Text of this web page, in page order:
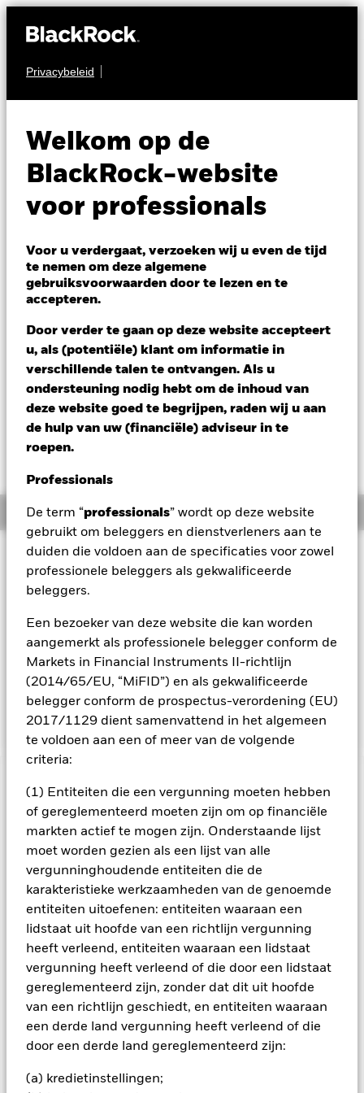
Privacybeleid
Welkom op de
BlackRock-website
voor professionals
Voor u verdergaat, verzoeken wij u even de tijd
te nemen om deze algemene
gebruiksvoorwaarden door te lezen en te
accepteren.
Door verder te gaan op deze website accepteert
u, als (potentiële) klant om informatie in
verschillende talen te ontvangen. Als u
ondersteuning nodig hebt om de inhoud van
deze website goed te begrijpen, raden wij u aan
de hulp van uw (financiële) adviseur in te
roepen.
Professionals
De term “professionals” wordt op deze website
gebruikt om beleggers en dienstverleners aan te
duiden die voldoen aan de specificaties voor zowel
professionele beleggers als gekwalificeerde
beleggers.
Een bezoeker van deze website die kan worden
aangemerkt als professionele belegger conform de
Markets in Financial Instruments II-richtlijn
(2014/65/EU, “MiFID”) en als gekwalificeerde
belegger conform de prospectus-verordening (EU)
2017/1129 dient samenvattend in het algemeen
te voldoen aan een of meer van de volgende
criteria:
(1) Entiteiten die een vergunning moeten hebben
of gereglementeerd moeten zijn om op financiële
markten actief te mogen zijn. Onderstaande lijst
moet worden gezien als een lijst van alle
vergunninghoudende entiteiten die de
karakteristieke werkzaamheden van de genoemde
entiteiten uitoefenen: entiteiten waaraan een
lidstaat uit hoofde van een richtlijn vergunning
heeft verleend, entiteiten waaraan een lidstaat
vergunning heeft verleend of die door een lidstaat
gereglementeerd zijn, zonder dat dit uit hoofde
van een richtlijn geschiedt, en entiteiten waaraan
een derde land vergunning heeft verleend of die
door een derde land gereglementeerd zijn:
(a) kredietinstellingen;
OBLIGATIES
Global Opportunities
Fund
EUR 9,40
Variatie 52wk: 9,19 - 9,61
Verandering NAV 1 dag per 07/aug/2026
EUR 0,00 (0,00%)
Morningstar Rating
Overzicht
Beleggingsdoel
Het Fonds streeft naar een maximaal rendement op uw
belegging via een combinatie van kapitaalgroei en
wereldwijd ten minste 70% van zijn totale vermogen
wereldwijd in vastrentende waarden. De vastrentende
effecten kunnen zijn uitgedrukt in verschillende valuta’s en
kunnen zijn uitgegeven door overheden,
instellingen.
BELANGRIJKE GEGEVENS: Kapitaalrisico. De waarde en
zijn niet gegarandeerd. Beleggers verliezen mogelijk hun
oorspronkelijke inleg.
genoteerd zijn in een vreemde valuta; schommelingen van de
betreffende valutakoersen zullen invloed hebben op de
waarde van de belegging. Het fonds belegt in
hoogrenderende obligaties. Ondernemingen die hoger
renderende obligaties uitgeven nemen vaak het verhoogde
risico met zich mee dat ze niet kunnen terugbetalen. Als ze in
gebreke blijven kan dit de waarde van uw belegging verlagen.
eveneens aanzienlijke invloed hebben op de waarde van
hoogrenderende obligaties. Het fonds belegt in vastrentende
waarden zoals ondernemings- of staatobligaties die een
en vergelijkbaar functioneren als een lening. Daarom staan